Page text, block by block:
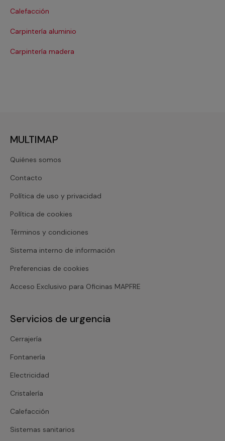
Calefacción
Carpintería aluminio
Carpintería madera
MULTIMAP
Quiénes somos
Contacto
Política de uso y privacidad
Política de cookies
Términos y condiciones
Sistema interno de información
Preferencias de cookies
Acceso Exclusivo para Oficinas MAPFRE
Servicios de urgencia
Cerrajería
Fontanería
Electricidad
Cristalería
Calefacción
Sistemas sanitarios